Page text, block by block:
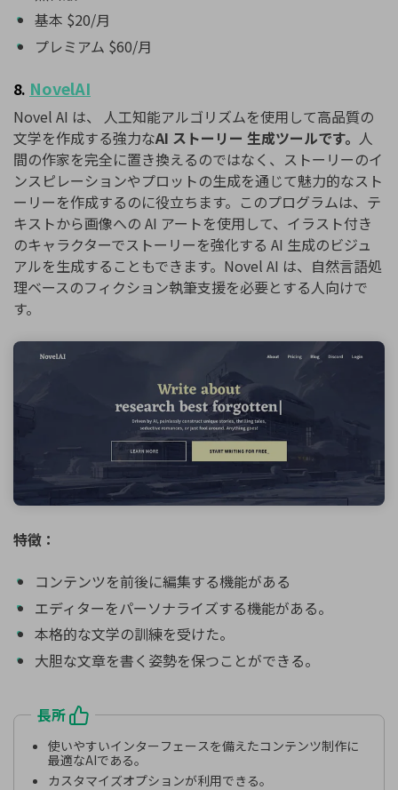
基本 $20/月
プレミアム $60/月
8. NovelAI
Novel AI は、 人工知能アルゴリズムを使用して高品質の
文学を作成する強力なAI ストーリー 生成ツールです。 人
間の作家を完全に置き換えるのではなく、ストーリーのイ
ンスピレーションやプロットの生成を通じて魅力的なスト
ーリーを作成するのに役立ちます。このプログラムは、テ
キストから画像への AI アートを使用して、イラスト付き
のキャラクターでストーリーを強化する AI 生成のビジュ
アルを生成することもできます。Novel AI は、自然言語処
理ベースのフィクション執筆支援を必要とする人向けで
す。
特徴：
コンテンツを前後に編集する機能がある
エディターをパーソナライズする機能がある。
本格的な文学の訓練を受けた。
大胆な文章を書く姿勢を保つことができる。
長所
使いやすいインターフェースを備えたコンテンツ制作に
最適なAIである。
カスタマイズオプションが利用できる。